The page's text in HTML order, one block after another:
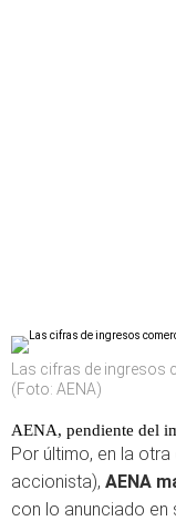
Las cifras de ingresos
(Foto: AENA)
AENA, pendiente del
Por último, en la
accionista), AENA
con lo anunciado en